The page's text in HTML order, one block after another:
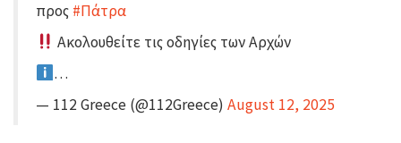
προς #Πάτρα
Ακολουθείτε τις οδηγίες των Αρχών
…
— 112 Greece (@112Greece) August 12, 2025